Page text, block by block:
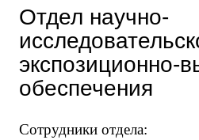
Отдел научно-
экспозиционно-
обеспечения
Сотрудники отдела: